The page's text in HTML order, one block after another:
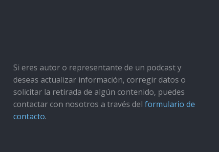
Si eres autor o representante de un podcast y
deseas actualizar información, corregir datos o
solicitar la retirada de algún contenido, puedes
contactar con nosotros a través del formulario de
contacto.